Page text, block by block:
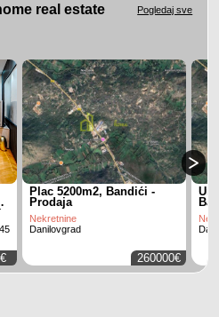
real estate Pogledaj sve
Kvadratura: 45
Plac 5200m2, Bandići -
Prodaja
Nekretnine
Danilovgrad
260000€